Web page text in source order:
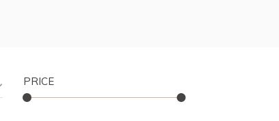
PRICE